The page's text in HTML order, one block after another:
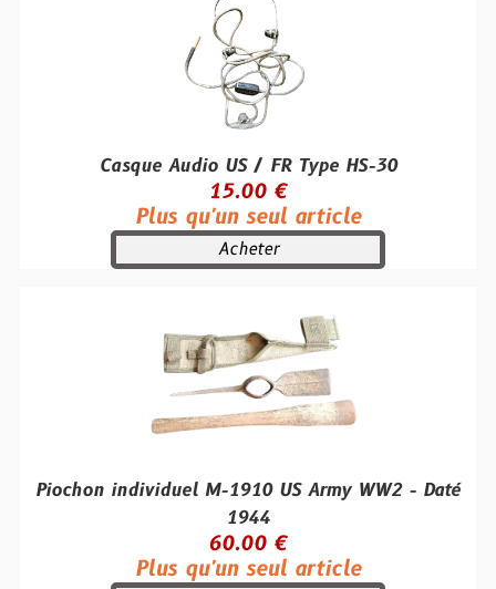
Casque Audio US / FR Type HS-30
15.00 €
Plus qu'un seul article
Acheter
Piochon individuel M-1910 US Army WW2 - Daté
1944
60.00 €
Plus qu'un seul article